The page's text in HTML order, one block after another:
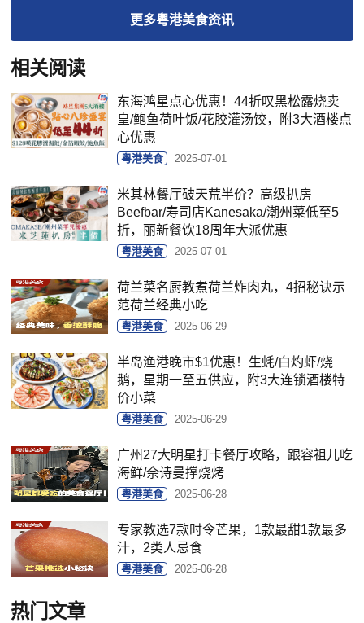
更多粤港美食资讯
相关阅读
东海鸿星点心优惠！44折叹黑松露烧卖
皇/鲍鱼荷叶饭/花胶灌汤饺，附3大酒楼点
心优惠
粤港美食 2025-07-01
米其林餐厅破天荒半价？高级扒房
Beefbar/寿司店Kanesaka/潮州菜低至5
折，丽新餐饮18周年大派优惠
粤港美食 2025-07-01
荷兰菜名厨教煮荷兰炸肉丸，4招秘诀示
范荷兰经典小吃
粤港美食 2025-06-29
半岛渔港晚市$1优惠！生蚝/白灼虾/烧
鹅，星期一至五供应，附3大连锁酒楼特
价小菜
粤港美食 2025-06-29
广州27大明星打卡餐厅攻略，跟容祖儿吃
海鲜/佘诗曼撑烧烤
粤港美食 2025-06-28
专家教选7款时令芒果，1款最甜1款最多
汁，2类人忌食
粤港美食 2025-06-28
热门文章